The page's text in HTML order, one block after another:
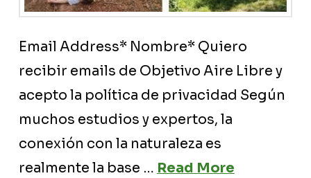
Email Address* Nombre* Quiero
recibir emails de Objetivo Aire Libre y
acepto la política de privacidad Según
muchos estudios y expertos, la
conexión con la naturaleza es
realmente la base … Read More